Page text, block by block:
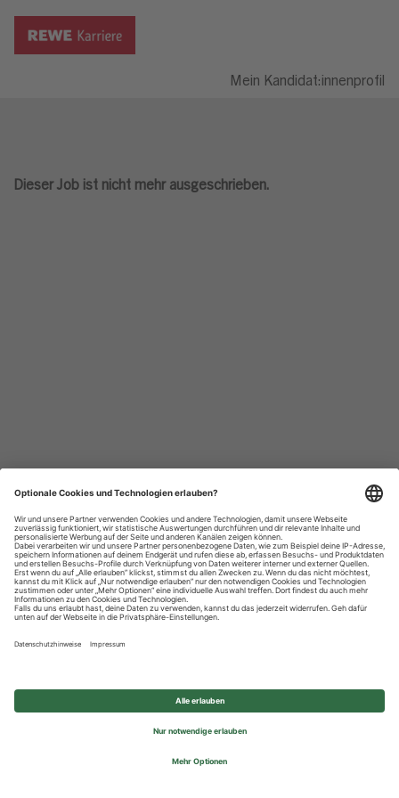
Mein Kandidat:innenprofil
Dieser Job ist nicht mehr ausgeschrieben.
Datenschutzhinweise
Impressum
Privatsphäre-Einstellungen
© 2026 REWE Group - All rights reserved